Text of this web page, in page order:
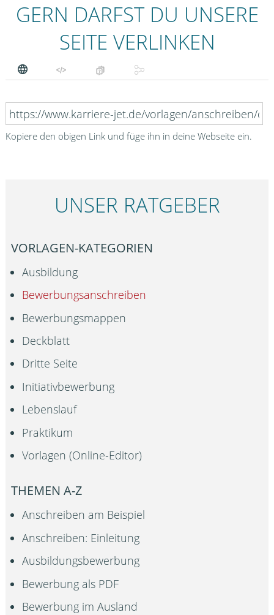
GERN DARFST DU UNSERE
SEITE VERLINKEN
Kopiere den obigen Link und füge ihn in deine Webseite ein.
UNSER RATGEBER
VORLAGEN-KATEGORIEN
Ausbildung
Bewerbungsanschreiben
Bewerbungsmappen
Deckblatt
Dritte Seite
Initiativbewerbung
Lebenslauf
Praktikum
Vorlagen (Online-Editor)
THEMEN A-Z
Anschreiben am Beispiel
Anschreiben: Einleitung
Ausbildungsbewerbung
Bewerbung als PDF
Bewerbung im Ausland